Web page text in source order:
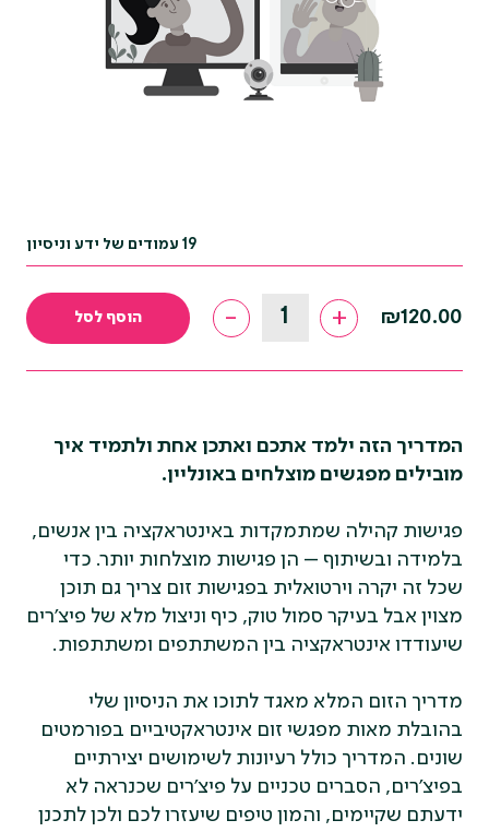
המדריך הזה ילמד אתכם ואתכן אחת ולתמיד איך
מובילים מפגשים מוצלחים באונליין.
פגישות קהילה שמתמקדות באינטראקציה בין אנשים,
בלמידה ובשיתוף – הן פגישות מוצלחות יותר. כדי
שכל זה יקרה וירטואלית בפגישות זום צריך גם תוכן
מצוין אבל בעיקר סמול טוק, כיף וניצול מלא של פיצ'רים
שיעודדו אינטראקציה בין המשתתפים ומשתתפות.
מדריך הזום המלא מאגד לתוכו את הניסיון שלי
בהובלת מאות מפגשי זום אינטראקטיביים בפורמטים
שונים. המדריך כולל רעיונות לשימושים יצירתיים
בפיצ'רים, הסברים טכניים על פיצ'רים שכנראה לא
ידעתם שקיימים, והמון טיפים שיעזרו לכם ולכן לתכנן
19 עמודים של ידע וניסיון
₪120.00
+ מדריך
- הוסף לסל